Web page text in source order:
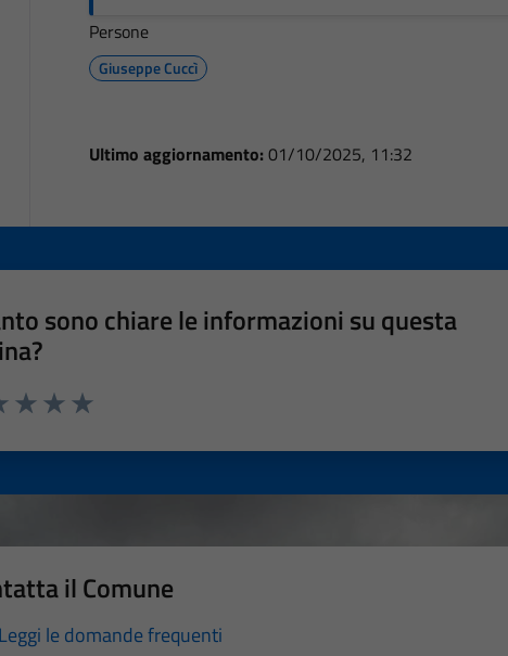
Persone
Giuseppe Cuccì
Ultimo aggiornamento: 01/10/2025, 11:32
sono chiare le informazioni su questa
il Comune
Leggi le domande frequenti